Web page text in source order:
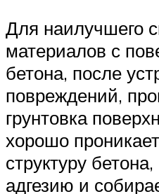
Для наилучшего
материалов с
бетона, после
повреждений,
грунтовка
хорошо
структуру
адгезию и